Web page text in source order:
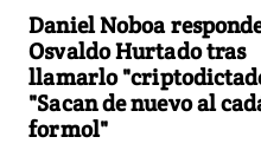
Daniel Noboa
Osvaldo Hurtado tras
llamarlo
"Sacan de nuevo al
formol"